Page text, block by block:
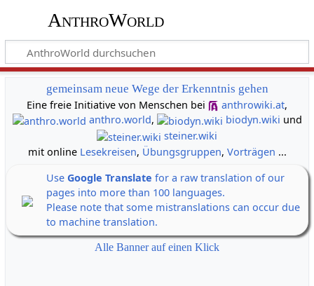
AnthroWorld
gemeinsam neue Wege der Erkenntnis gehen
Eine freie Initiative von Menschen bei
anthrowiki.at,
anthro.world, biodyn.wiki und
steiner.wiki
mit online Lesekreisen, Übungsgruppen, Vorträgen ...
Use Google Translate for a raw translation of our
pages into more than 100 languages.
Please note that some mistranslations can occur due
to machine translation.
Alle Banner auf einen Klick